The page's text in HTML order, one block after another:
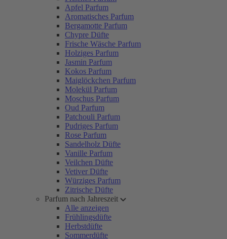
Apfel Parfum
Aromatisches Parfum
Bergamotte Parfum
Chypre Düfte
Frische Wäsche Parfum
Holziges Parfum
Jasmin Parfum
Kokos Parfum
Maiglöckchen Parfum
Molekül Parfum
Moschus Parfum
Oud Parfum
Patchouli Parfum
Pudriges Parfum
Rose Parfum
Sandelholz Düfte
Vanille Parfum
Veilchen Düfte
Vetiver Düfte
Würziges Parfum
Zitrische Düfte
Parfum nach Jahreszeit
Alle anzeigen
Frühlingsdüfte
Herbstdüfte
Sommerdüfte